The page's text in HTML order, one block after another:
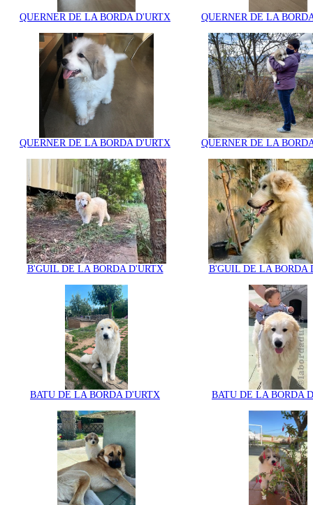
QUERNER DE LA BORDA D'URTX QUERNER DE LA
QUERNER DE LA BORDA D'URTX QUERNER DE LA
B'GUIL DE LA BORDA D'URTX B'GUIL DE LA BORDA
BATU DE LA BORDA D'URTX BATU DE LA BORDA